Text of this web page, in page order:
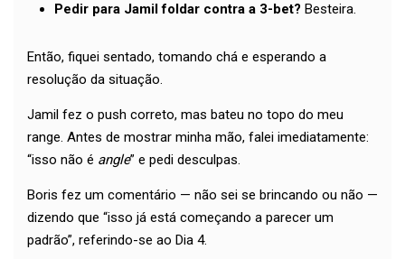
Pedir para Jamil foldar contra a 3-bet? Besteira.
Então, fiquei sentado, tomando chá e esperando a
resolução da situação.
Jamil fez o push correto, mas bateu no topo do meu
range. Antes de mostrar minha mão, falei imediatamente:
“isso não é angle” e pedi desculpas.
Boris fez um comentário — não sei se brincando ou não —
dizendo que “isso já está começando a parecer um
padrão”, referindo-se ao Dia 4.